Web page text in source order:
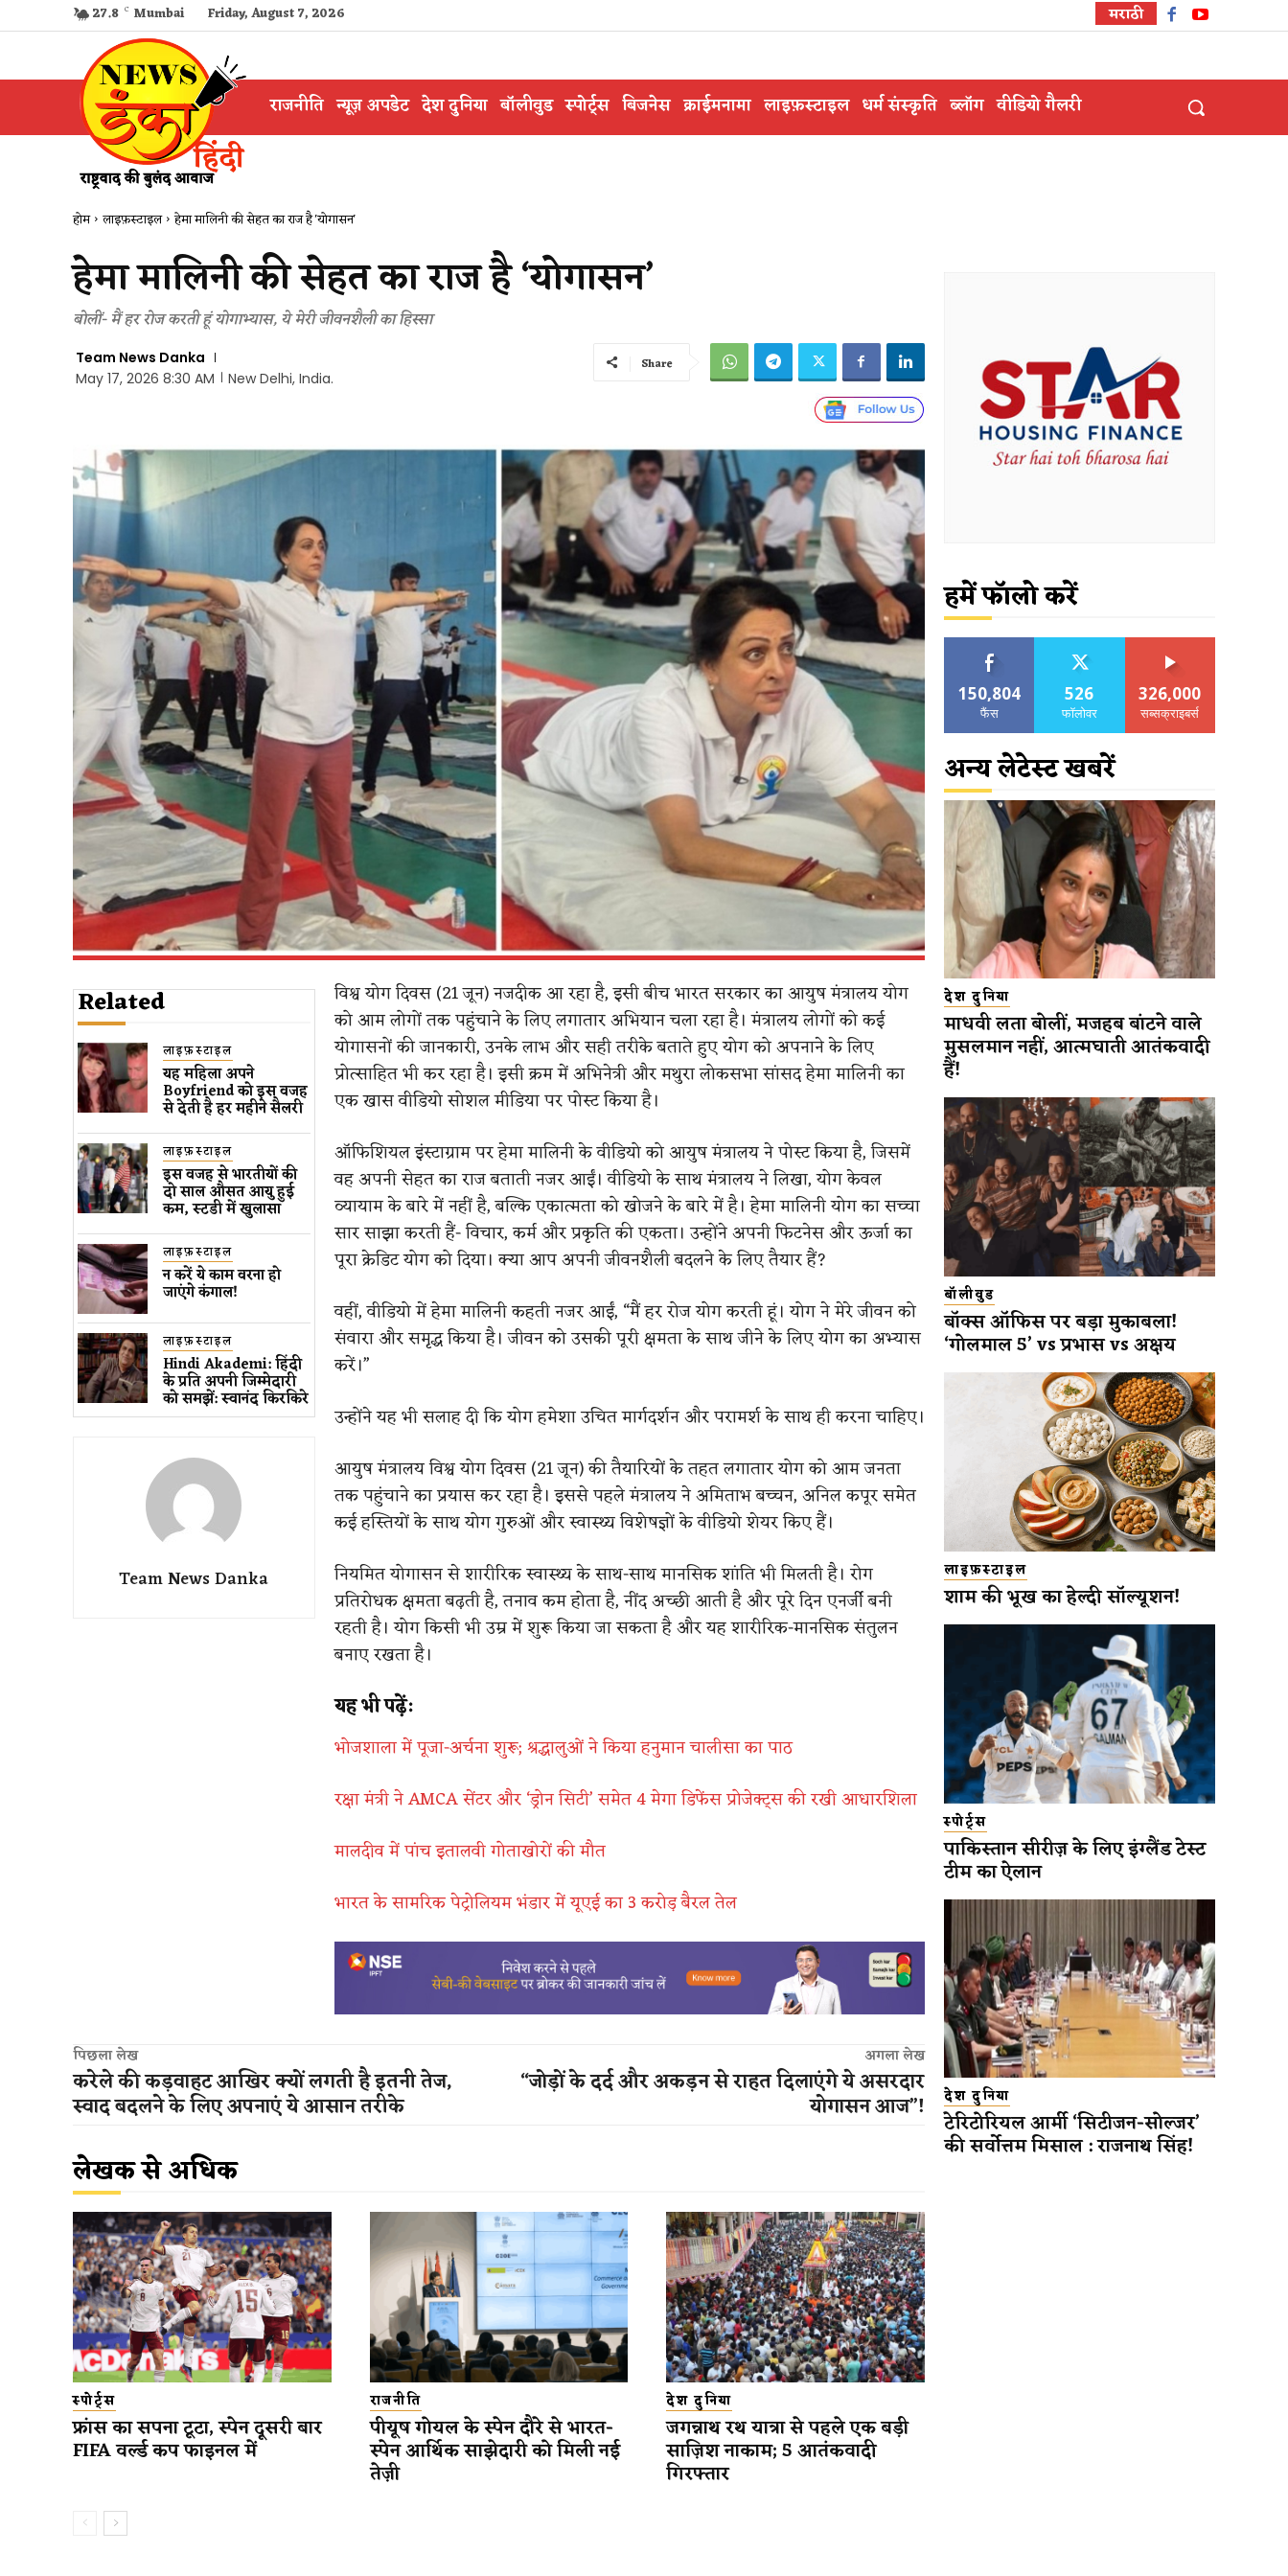
27.8 C Mumbai Friday, August 7, 2026 मराठी
राजनीति न्यूज़ अपडेट देश दुनिया बॉलीवुड स्पोर्ट्स बिजनेस क्राईमनामा लाइफ़स्टाइल धर्म संस्कृति ब्लॉग वीडियो गैलरी
होम लाइफ़स्टाइल हेमा मालिनी की सेहत का राज है 'योगासन'
हेमा मालिनी की सेहत का राज है ‘योगासन’
बोलीं- मैं हर रोज करती हूं योगाभ्यास, ये मेरी जीवनशैली का हिस्सा
Team News Danka
May 17, 2026 8:30 AM
New Delhi, India.
Share
Related
लाइफ़स्टाइल
यह महिला अपने
Boyfriend को इस वजह
से देती है हर महीने सैलरी
लाइफ़स्टाइल
इस वजह से भारतीयों की
दो साल औसत आयु हुई
कम, स्टडी में खुलासा
लाइफ़स्टाइल
न करें ये काम वरना हो
जाएंगे कंगाल!
लाइफ़स्टाइल
Hindi Akademi: हिंदी
के प्रति अपनी जिम्मेदारी
को समझें: स्वानंद किरकिरे
Team News Danka
विश्व योग दिवस (21 जून) नजदीक आ रहा है, इसी बीच भारत सरकार का आयुष मंत्रालय योग
को आम लोगों तक पहुंचाने के लिए लगातार अभियान चला रहा है। मंत्रालय लोगों को कई
योगासनों की जानकारी, उनके लाभ और सही तरीके बताते हुए योग को अपनाने के लिए
प्रोत्साहित भी कर रहा है। इसी क्रम में अभिनेत्री और मथुरा लोकसभा सांसद हेमा मालिनी का
एक खास वीडियो सोशल मीडिया पर पोस्ट किया है।
ऑफिशियल इंस्टाग्राम पर हेमा मालिनी के वीडियो को आयुष मंत्रालय ने पोस्ट किया है, जिसमें
वह अपनी सेहत का राज बताती नजर आईं। वीडियो के साथ मंत्रालय ने लिखा, योग केवल
व्यायाम के बारे में नहीं है, बल्कि एकात्मता को खोजने के बारे में है। हेमा मालिनी योग का सच्चा
सार साझा करती हैं- विचार, कर्म और प्रकृति की एकता। उन्होंने अपनी फिटनेस और ऊर्जा का
पूरा क्रेडिट योग को दिया। क्या आप अपनी जीवनशैली बदलने के लिए तैयार हैं?
वहीं, वीडियो में हेमा मालिनी कहती नजर आईं, “मैं हर रोज योग करती हूं। योग ने मेरे जीवन को
संवारा और समृद्ध किया है। जीवन को उसकी पूरी क्षमता के साथ जीने के लिए योग का अभ्यास
करें।”
उन्होंने यह भी सलाह दी कि योग हमेशा उचित मार्गदर्शन और परामर्श के साथ ही करना चाहिए।
आयुष मंत्रालय विश्व योग दिवस (21 जून) की तैयारियों के तहत लगातार योग को आम जनता
तक पहुंचाने का प्रयास कर रहा है। इससे पहले मंत्रालय ने अमिताभ बच्चन, अनिल कपूर समेत
कई हस्तियों के साथ योग गुरुओं और स्वास्थ्य विशेषज्ञों के वीडियो शेयर किए हैं।
नियमित योगासन से शारीरिक स्वास्थ्य के साथ-साथ मानसिक शांति भी मिलती है। रोग
प्रतिरोधक क्षमता बढ़ती है, तनाव कम होता है, नींद अच्छी आती है और पूरे दिन एनर्जी बनी
रहती है। योग किसी भी उम्र में शुरू किया जा सकता है और यह शारीरिक-मानसिक संतुलन
बनाए रखता है।
यह भी पढ़ें:
भोजशाला में पूजा-अर्चना शुरू; श्रद्धालुओं ने किया हनुमान चालीसा का पाठ
रक्षा मंत्री ने AMCA सेंटर और ‘ड्रोन सिटी’ समेत 4 मेगा डिफेंस प्रोजेक्ट्स की रखी आधारशिला
मालदीव में पांच इतालवी गोताखोरों की मौत
भारत के सामरिक पेट्रोलियम भंडार में यूएई का 3 करोड़ बैरल तेल
पिछला लेख
करेले की कड़वाहट आखिर क्यों लगती है इतनी तेज,
स्वाद बदलने के लिए अपनाएं ये आसान तरीके
अगला लेख
“जोड़ों के दर्द और अकड़न से राहत दिलाएंगे ये असरदार
योगासन आज”!
लेखक से अधिक
स्पोर्ट्स
फ्रांस का सपना टूटा, स्पेन दूसरी बार
FIFA वर्ल्ड कप फाइनल में
राजनीति
पीयूष गोयल के स्पेन दौरे से भारत-
स्पेन आर्थिक साझेदारी को मिली नई
तेज़ी
देश दुनिया
जगन्नाथ रथ यात्रा से पहले एक बड़ी
साज़िश नाकाम; 5 आतंकवादी
गिरफ्तार
हमें फॉलो करें
150,804
फैंस
526
फॉलोवर
326,000
सब्सक्राइबर्स
अन्य लेटेस्ट खबरें
देश दुनिया
माधवी लता बोलीं, मजहब बांटने वाले
मुसलमान नहीं, आत्मघाती आतंकवादी
हैं!
बॉलीवुड
बॉक्स ऑफिस पर बड़ा मुकाबला!
‘गोलमाल 5’ vs प्रभास vs अक्षय
लाइफ़स्टाइल
शाम की भूख का हेल्दी सॉल्यूशन!
स्पोर्ट्स
पाकिस्तान सीरीज़ के लिए इंग्लैंड टेस्ट
टीम का ऐलान
देश दुनिया
टेरिटोरियल आर्मी ‘सिटीजन-सोल्जर’
की सर्वोत्तम मिसाल : राजनाथ सिंह!